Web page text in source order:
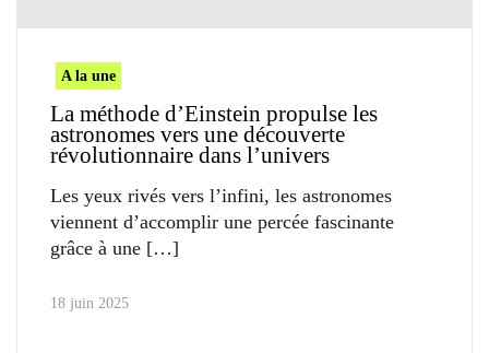
A la une
La méthode d’Einstein propulse les
astronomes vers une découverte
révolutionnaire dans l’univers
Les yeux rivés vers l’infini, les astronomes
viennent d’accomplir une percée fascinante
grâce à une
18 juin 2025